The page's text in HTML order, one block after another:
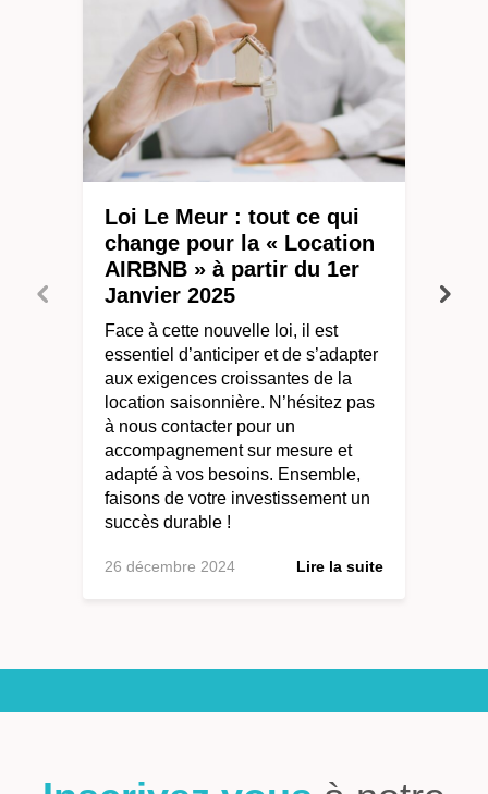
Loi Le Meur : tout ce qui
change pour la « Location
AIRBNB » à partir du 1er
Janvier 2025
Face à cette nouvelle loi, il est
essentiel d’anticiper et de s’adapter
aux exigences croissantes de la
location saisonnière. N’hésitez pas
à nous contacter pour un
accompagnement sur mesure et
adapté à vos besoins. Ensemble,
faisons de votre investissement un
succès durable !
26 décembre 2024 Lire la suite